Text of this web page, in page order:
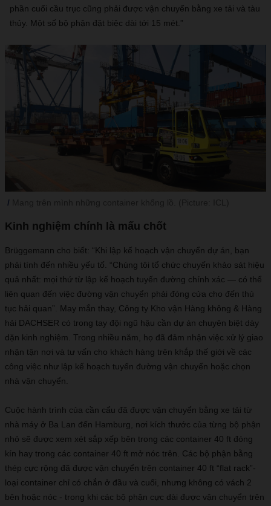
phần cuối cầu trục cũng phải được vận chuyển bằng xe tải và tàu
thủy. Một số bộ phận đặt biệc dài tới 15 mét.”
Kinh nghiệm chính là mấu chốt
Brüggemann cho biết: “Khi lập kế hoạch vận chuyển dự án, bạn
phải tính đến nhiều yếu tố. “Chúng tôi tổ chức chuyến khảo sát hiệu
quả nhất: mọi thứ từ lập kế hoạch tuyến đường chính xác — có thể
liên quan đến việc đường vận chuyển phải đóng cửa cho đến thủ
tục hải quan”. May mắn thay, Công ty Kho vận Hàng không & Hàng
hải DACHSER có trong tay đội ngũ hậu cần dự án chuyên biệt dày
dặn kinh nghiệm. Trong nhiều năm, họ đã đảm nhận việc xử lý giao
nhận tận nơi và tư vấn cho khách hàng trên khắp thế giới về các
công việc như lập kế hoạch tuyến đường vận chuyển hoặc chọn
nhà vận chuyển.
Cuộc hành trình của cần cẩu đã được vận chuyển bằng xe tải từ
nhà máy ở Ba Lan đến Hamburg, nơi kích thước của từng bộ phận
nhỏ sẽ được xem xét sắp xếp bên trong các container 40 ft đóng
kín hay trong các container 40 ft mở nóc trên. Các bộ phận bằng
thép cực rộng đã được vận chuyển trên container 40 ft “flat rack”-
loại container chỉ có chắn ở đầu và cuối, nhưng không có vách 2
bên hoặc nóc - trong khi các bộ phận cực dài được vận chuyển trên